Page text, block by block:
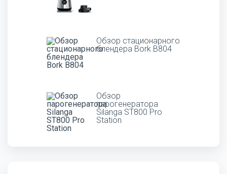
Обзор стационарного
блендера Bork B804
Обзор
парогенератора
Silanga ST800 Pro
Station